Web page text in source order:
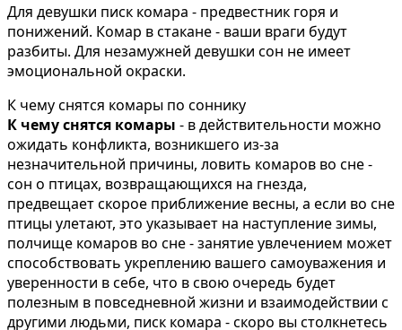
Для девушки писк комара - предвестник горя и
понижений. Комар в стакане - ваши враги будут
разбиты. Для незамужней девушки сон не имеет
эмоциональной окраски.
К чему снятся комары по соннику
К чему снятся комары - в действительности можно
ожидать конфликта, возникшего из-за
незначительной причины, ловить комаров во сне -
сон о птицах, возвращающихся на гнезда,
предвещает скорое приближение весны, а если во сне
птицы улетают, это указывает на наступление зимы,
полчище комаров во сне - занятие увлечением может
способствовать укреплению вашего самоуважения и
уверенности в себе, что в свою очередь будет
полезным в повседневной жизни и взаимодействии с
другими людьми, писк комара - скоро вы столкнетесь